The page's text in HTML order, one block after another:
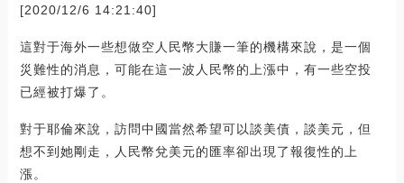
[2020/12/6 14:21:40]
這對于海外一些想做空人民幣大賺一筆的機構來說，是一個
災難性的消息，可能在這一波人民幣的上漲中，有一些空投
已經被打爆了。
對于耶倫來說，訪問中國當然希望可以談美債，談美元，但
想不到她剛走，人民幣兌美元的匯率卻出現了報復性的上
漲。